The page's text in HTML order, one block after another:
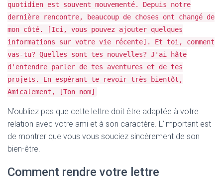
quotidien est souvent mouvementé. Depuis notre
dernière rencontre, beaucoup de choses ont changé de
mon côté. [Ici, vous pouvez ajouter quelques
informations sur votre vie récente]. Et toi, comment
vas-tu? Quelles sont tes nouvelles? J'ai hâte
d'entendre parler de tes aventures et de tes
projets. En espérant te revoir très bientôt,
Amicalement, [Ton nom]
N’oubliez pas que cette lettre doit être adaptée à votre
relation avec votre ami et à son caractère. L’important est
de montrer que vous vous souciez sincèrement de son
bien-être.
Comment rendre votre lettre